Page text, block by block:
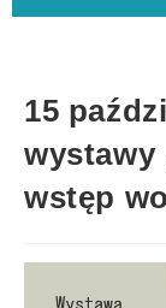
15
wystawy
wstęp